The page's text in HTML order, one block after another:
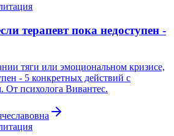
терапевт пока недоступен -
тяги или эмоциональном кризисе,
- 5 конкретных действий с
психолога Вивантес.